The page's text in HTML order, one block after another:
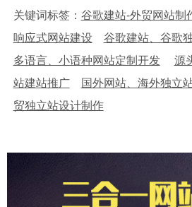
关键词标签： 谷歌建站-外贸网站制
响应式网站建设
谷歌建站、谷歌
多语言、小语种网站定制开发
源
站建站推广
国外网站、海外独立
贸独立站设计制作